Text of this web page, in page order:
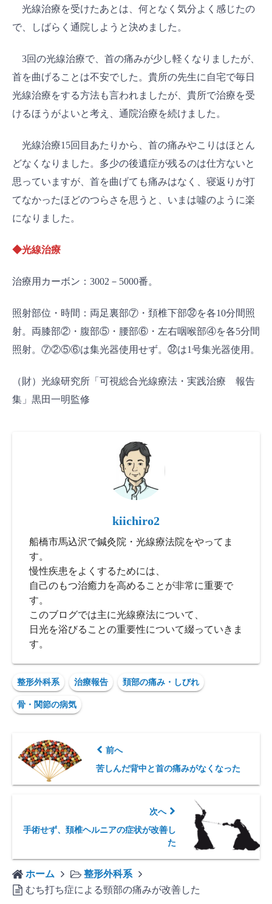
光線治療を受けたあとは、何となく気分よく感じたの
で、しばらく通院しようと決めました。
3回の光線治療で、首の痛みが少し軽くなりましたが、
首を曲げることは不安でした。貴所の先生に自宅で毎日
光線治療をする方法も言われましたが、貴所で治療を受
けるほうがよいと考え、通院治療を続けました。
光線治療15回目あたりから、首の痛みやこりはほとん
どなくなりました。多少の後遺症が残るのは仕方ないと
思っていますが、首を曲げても痛みはなく、寝返りが打
てなかったほどのつらさを思うと、いまは噓のように楽
になりました。
◆光線治療
治療用カーボン：3002－5000番。
照射部位・時間：両足裏部⑦・頚椎下部㉜を各10分間照
射。両膝部②・腹部⑤・腰部⑥・左右咽喉部④を各5分間
照射。⑦②⑤⑥は集光器使用せず。㉜は1号集光器使用。
（財）光線研究所「可視総合光線療法・実践治療 報告
集」黒田一明監修
kiichiro2
船橋市馬込沢で鍼灸院・光線療法院をやってま
す。
慢性疾患をよくするためには、
自己のもつ治癒力を高めることが非常に重要で
す。
このブログでは主に光線療法について、
日光を浴びることの重要性について綴っていきま
す。
整形外科系 治療報告 頚部の痛み・しびれ
骨・関節の病気
前へ
苦しんだ背中と首の痛みがなくなった
次へ
手術せず、頚椎ヘルニアの症状が改善し
た
ホーム
整形外科系
むち打ち症による頸部の痛みが改善した